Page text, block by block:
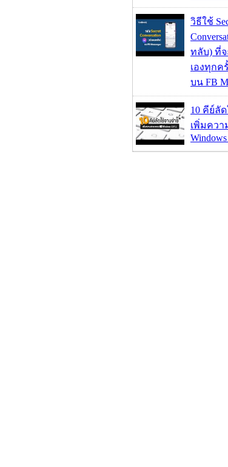
วิธีใช้
ทลับ) ที่
เองทุกค
บน FB
10 คีย์ลั
เพิ่มคว